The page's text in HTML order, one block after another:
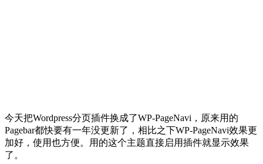
今天把Wordpress分页插件换成了WP-PageNavi，原来用的
Pagebar都快要有一年没更新了，相比之下WP-PageNavi效果更
加好，使用也方便。用的这个主题直接启用插件就显示效果
了。